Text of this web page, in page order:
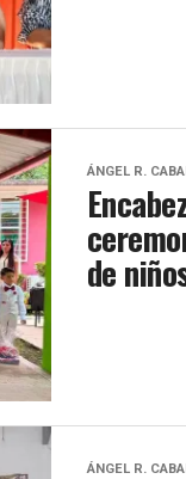
ÁNGEL R.
de
ÁNGEL R.